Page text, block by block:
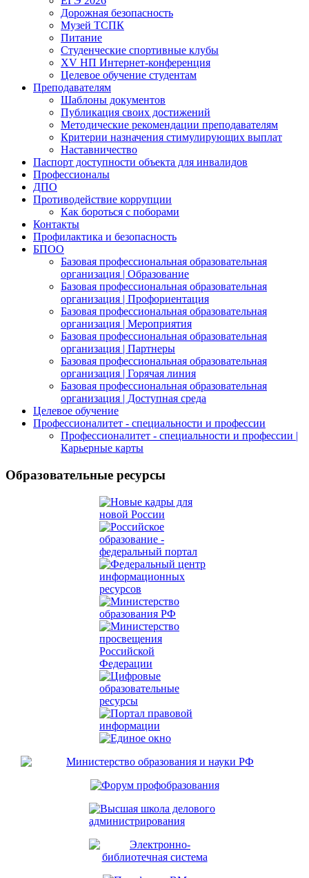
Дорожная безопасность
Музей ТСПК
Питание
Студенческие спортивные клубы
XV НП Интернет-конференция
Целевое обучение студентам
Преподавателям
Шаблоны документов
Публикация своих достижений
Методические рекомендации преподавателям
Критерии назначения стимулирующих выплат
Наставничество
Паспорт доступности объекта для инвалидов
Профессионалы
ДПО
Противодействие коррупции
Как бороться с поборами
Контакты
Профилактика и безопасность
БПОО
Базовая профессиональная образовательная
организация | Образование
Базовая профессиональная образовательная
организация | Профориентация
Базовая профессиональная образовательная
организация | Мероприятия
Базовая профессиональная образовательная
организация | Партнеры
Базовая профессиональная образовательная
организация | Горячая линия
Базовая профессиональная образовательная
организация | Доступная среда
Целевое обучение
Профессионалитет - специальности и профессии
Профессионалитет - специальности и профессии |
Карьерные карты
Образовательные ресурсы